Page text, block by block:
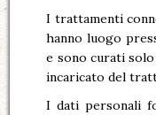
I trattamenti
hanno luogo
e sono curati
incaricato del
I dati personali